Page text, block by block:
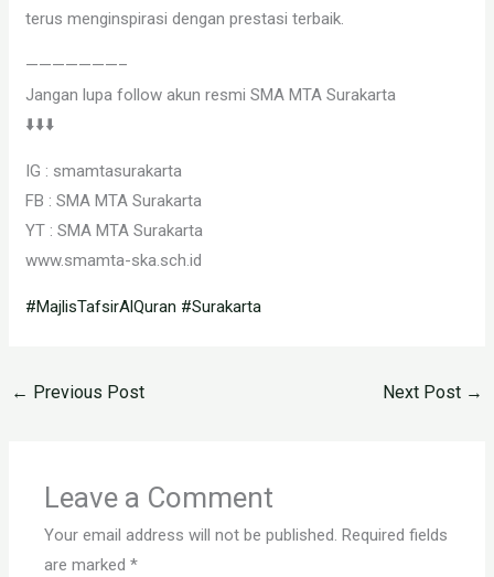
terus menginspirasi dengan prestasi terbaik.
———————–
Jangan lupa follow akun resmi SMA MTA Surakarta
⬇️⬇️⬇️
IG : smamtasurakarta
FB : SMA MTA Surakarta
YT : SMA MTA Surakarta
www.smamta-ska.sch.id
#MajlisTafsirAlQuran #Surakarta
← Previous Post Next Post →
Leave a Comment
Your email address will not be published. Required fields
are marked*